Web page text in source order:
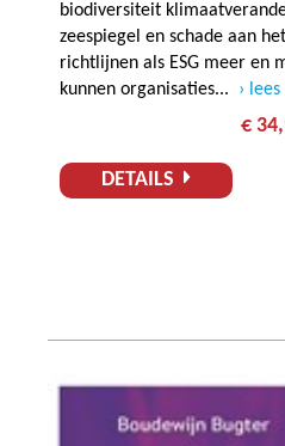
biodiversiteit
zeespiegel en schade aan
richtlijnen als ESG meer en
kunnen organisaties...
€
DETAILS